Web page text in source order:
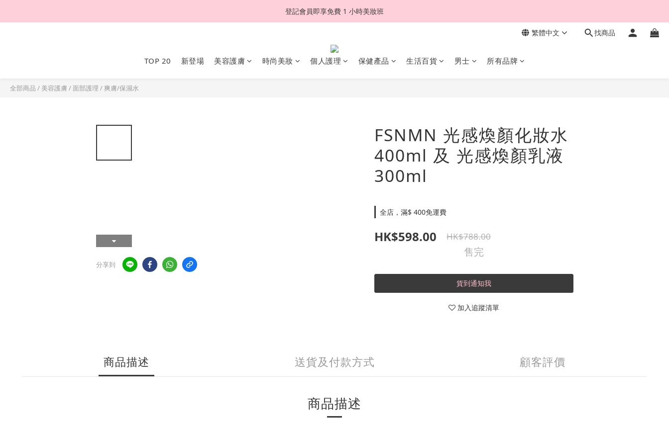
登記會員即享免費 1 小時美妝班
繁體中文 找商品
TOP 20 新登場 美容護膚 時尚美妝 個人護理 保健產品 生活百貨 男士 所有品牌
全部商品 / 美容護膚 /面部護理 / 爽膚/保濕水
分享到
FSNMN 光感煥顏化妝水
400ml 及 光感煥顏乳液
300ml
全店，滿$ 400免運費
HK$598.00 HK$788.00
售完
貨到通知我
加入追蹤清單
商品描述 送貨及付款方式 顧客評價
商品描述